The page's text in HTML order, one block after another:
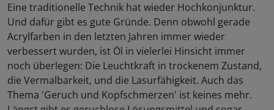
Eine traditionelle Technik hat wieder Hochkonjunktur.
Und dafür gibt es gute Gründe. Denn obwohl gerade
Acrylfarben in den letzten Jahren immer wieder
verbessert wurden, ist Öl in vielerlei Hinsicht immer
noch überlegen: Die Leuchtkraft in trockenem Zustand,
die Vermalbarkeit, und die Lasurfähigkeit. Auch das
Thema 'Geruch und Kopfschmerzen' ist keines mehr.